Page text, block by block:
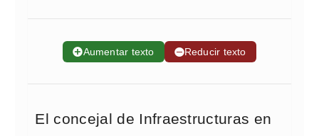
➕Aumentar texto ➖Reducir texto
El concejal de Infraestructuras en